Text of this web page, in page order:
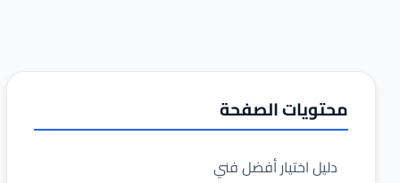
محتويات الصفحة
دليل اختيار أفضل فني